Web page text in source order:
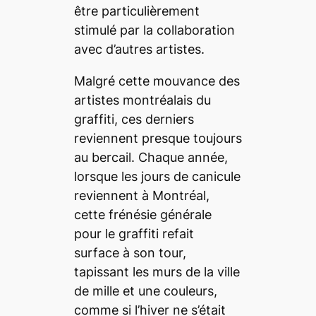
être particulièrement
stimulé par la collaboration
avec d’autres artistes.
Malgré cette mouvance des
artistes montréalais du
graffiti, ces derniers
reviennent presque toujours
au bercail. Chaque année,
lorsque les jours de canicule
reviennent à Montréal,
cette frénésie générale
pour le graffiti refait
surface à son tour,
tapissant les murs de la ville
de mille et une couleurs,
comme si l’hiver ne s’était